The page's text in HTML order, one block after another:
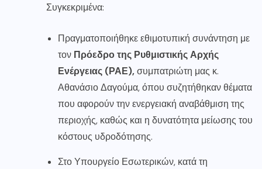
Συγκεκριμένα:
Πραγματοποιήθηκε εθιμοτυπική συνάντηση με
τον Πρόεδρο της Ρυθμιστικής Αρχής
Ενέργειας (ΡΑΕ),συμπατριώτη μας κ.
Αθανάσιο Δαγούμα, όπου συζητήθηκαν θέματα
που αφορούν την ενεργειακή αναβάθμιση της
περιοχής, καθώς και η δυνατότητα μείωσης του
κόστους υδροδότησης.
Στο Υπουργείο Εσωτερικών, κατά τη